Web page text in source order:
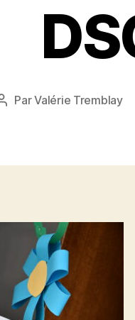
Auteur
ParValérie Tremblay